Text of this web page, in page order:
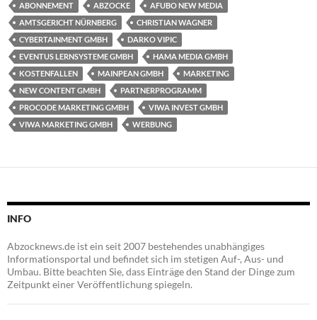
ABONNEMENT ABZOCKE
AFUBO NEW MEDIA
AMTSGERICHT NÜRNBERG
CHRISTIAN WAGNER
CYBERTAINMENT GMBH
DARKO VIPIC
EVENTUS LERNSYSTEME GMBH
HAMA MEDIA GMBH
KOSTENFALLEN
MAINPEAN GMBH
MARKETING
NEW CONTENT GMBH
PARTNERPROGRAMM
PROCODE MARKETING GMBH
VIWA INVEST GMBH
VIWA MARKETING GMBH
WERBUNG
INFO
Abzocknews.de ist ein seit 2007 bestehendes unabhängiges
Informationsportal und befindet sich im stetigen Auf-, Aus- und
Umbau. Bitte beachten Sie, dass Einträge den Stand der Dinge zum
Zeitpunkt einer Veröffentlichung spiegeln.